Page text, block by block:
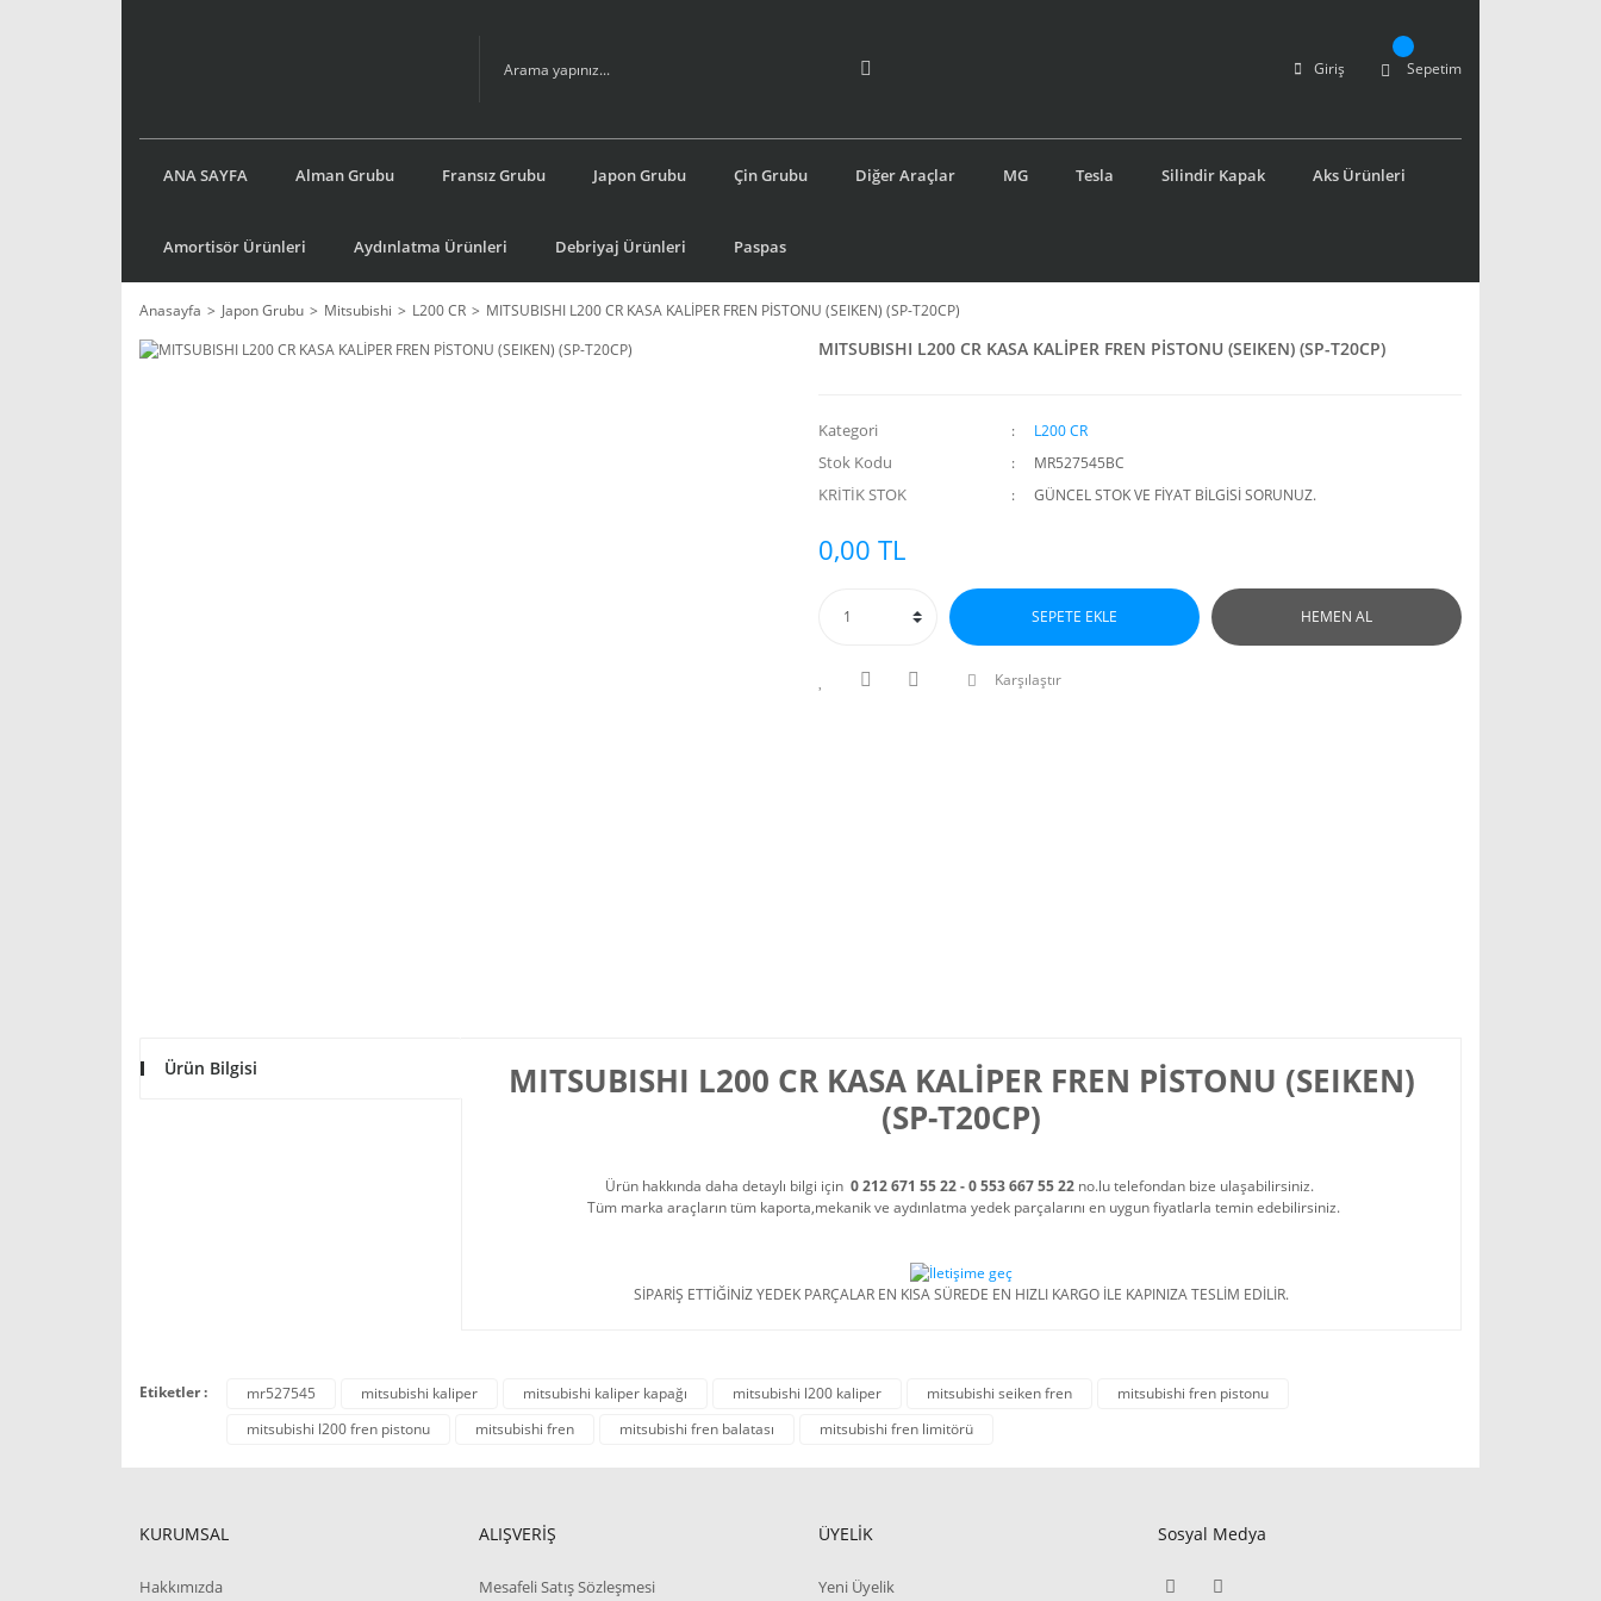
Giriş Sepetim
ANA SAYFA Alman Grubu Fransız Grubu Japon Grubu Çin Grubu Diğer Araçlar MG Tesla Silindir Kapak Aks Ürünleri
Amortisör Ürünleri Aydınlatma Ürünleri Debriyaj Ürünleri Paspas
Anasayfa Japon Grubu Mitsubishi L200 CR MITSUBISHI L200 CR KASA KALİPER FREN PİSTONU (SEIKEN) (SP-T20CP)
MITSUBISHI L200 CR KASA KALİPER FREN PİSTONU (SEIKEN) (SP-T20CP)
Kategori L200 CR
Stok Kodu MR527545BC
KRİTİK STOK GÜNCEL STOK VE FİYAT BİLGİSİ SORUNUZ.
0,00 TL
SEPETE EKLE HEMEN AL
Karşılaştır
Ürün Bilgisi
MITSUBISHI L200 CR KASA KALİPER FREN PİSTONU (SEIKEN)
(SP-T20CP)
Ürün hakkında daha detaylı bilgi için 0 212 671 55 22 - 0 553 667 55 22 no.lu telefondan bize ulaşabilirsiniz.
Tüm marka araçların tüm kaporta,mekanik ve aydınlatma yedek parçalarını en uygun fiyatlarla temin edebilirsiniz.
SİPARİŞ ETTİĞİNİZ YEDEK PARÇALAR EN KISA SÜREDE EN HIZLI KARGO İLE KAPINIZA TESLİM EDİLİR.
Etiketler : mr527545 mitsubishi kaliper mitsubishi kaliper kapağı mitsubishi l200 kaliper mitsubishi seiken fren
mitsubishi fren pistonu
mitsubishi l200 fren pistonu
mitsubishi fren mitsubishi fren balatası mitsubishi fren limitörü
KURUMSAL
Hakkımızda
ALIŞVERİŞ
Mesafeli Satış Sözleşmesi
ÜYELİK
Yeni Üyelik
Sosyal Medya